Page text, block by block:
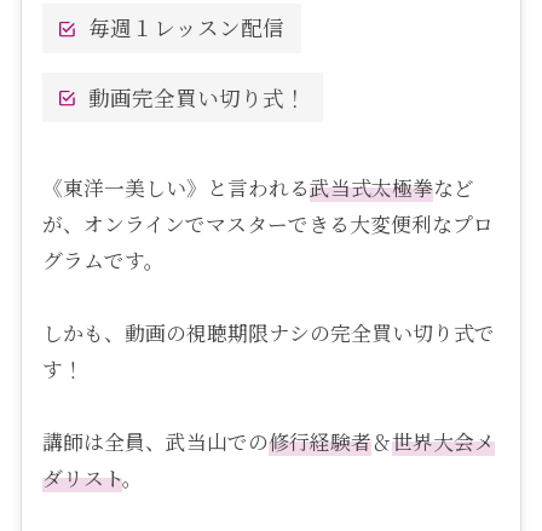
毎週１レッスン配信
動画完全買い切り式！
《東洋一美しい》と言われる武当式太極拳など
が、オンラインでマスターできる大変便利なプロ
グラムです。
しかも、動画の視聴期限ナシの完全買い切り式で
す！
講師は全員、武当山での修行経験者＆世界大会メ
ダリスト。